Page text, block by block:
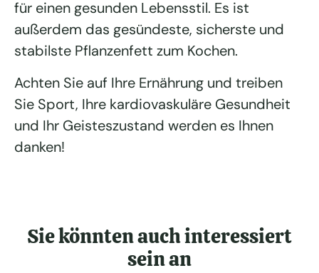
für einen gesunden Lebensstil. Es ist
außerdem das gesündeste, sicherste und
stabilste Pflanzenfett zum Kochen.
Achten Sie auf Ihre Ernährung und treiben
Sie Sport, Ihre kardiovaskuläre Gesundheit
und Ihr Geisteszustand werden es Ihnen
danken!
Sie könnten auch interessiert
sein an